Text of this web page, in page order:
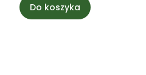
Do koszyka